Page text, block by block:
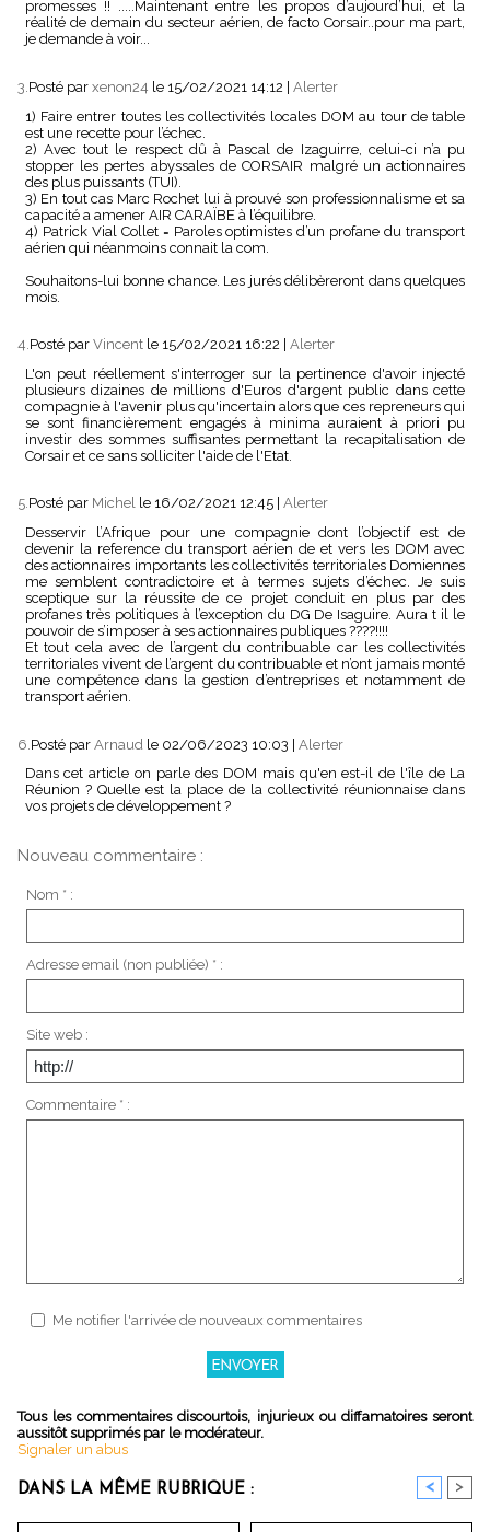
promesses !! .....Maintenant entre les propos d’aujourd’hui, et la
réalité de demain du secteur aérien, de facto Corsair..pour ma part,
je demande à voir...
3. Posté par xenon24 le 15/02/2021 14:12
Alerter
1) Faire entrer toutes les collectivités locales DOM au tour de table
est une recette pour l’échec.
2) Avec tout le respect dû à Pascal de Izaguirre, celui-ci n’a pu
stopper les pertes abyssales de CORSAIR malgré un actionnaires
des plus puissants (TUI).
3) En tout cas Marc Rochet lui à prouvé son professionnalisme et sa
capacité a amener AIR CARAÏBE à l’équilibre.
4) Patrick Vial Collet = Paroles optimistes d’un profane du transport
aérien qui néanmoins connait la com.
Souhaitons-lui bonne chance. Les jurés délibèreront dans quelques
mois.
4.Posté par Vincent le 15/02/2021 16:22
Alerter
L'on peut réellement s'interroger sur la pertinence d'avoir injecté
plusieurs dizaines de millions d'Euros d'argent public dans cette
compagnie à l'avenir plus qu'incertain alors que ces repreneurs qui
se sont financièrement engagés à minima auraient à priori pu
investir des sommes suffisantes permettant la recapitalisation de
Corsair et ce sans solliciter l'aide de l'Etat.
5.Posté par Michel le 16/02/2021 12:45 Alerter
Desservir l’Afrique pour une compagnie dont l’objectif est de
devenir la reference du transport aérien de et vers les DOM avec
des actionnaires importants les collectivités territoriales Domiennes
me semblent contradictoire et à termes sujets d’échec. Je suis
sceptique sur la réussite de ce projet conduit en plus par des
profanes très politiques à l’exception du DG De Isaguire. Aura t il le
pouvoir de s’imposer à ses actionnaires publiques ????!!!!
Et tout cela avec de l’argent du contribuable car les collectivités
territoriales vivent de l’argent du contribuable et n’ont jamais monté
une compétence dans la gestion d’entreprises et notamment de
transport aérien.
6. Posté par Arnaud le 02/06/2023 10:03 | Alerter
Dans cet article on parle des DOM mais qu'en est-il de l'île de La
Réunion ? Quelle est la place de la collectivité réunionnaise dans
vos projets de développement ?
Nouveau commentaire :
Nom * :
Adresse email (non publiée) * :
Site web :
Commentaire * :
Me notifier l'arrivée de nouveaux commentaires
Tous les commentaires discourtois, injurieux ou diffamatoires seront
aussitôt supprimés par le modérateur.
Signaler un abus
DANS LA MÊME RUBRIQUE : < >